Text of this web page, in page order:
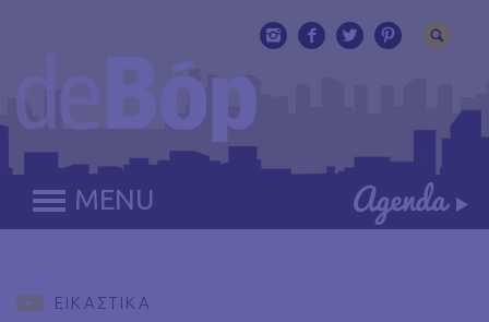
MENU
ΕΙΚΑΣΤΙΚΑ